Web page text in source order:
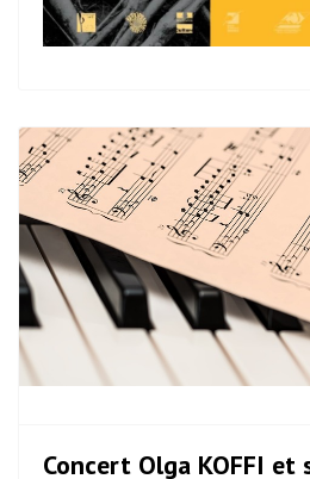
Concert Olga KOFFI et